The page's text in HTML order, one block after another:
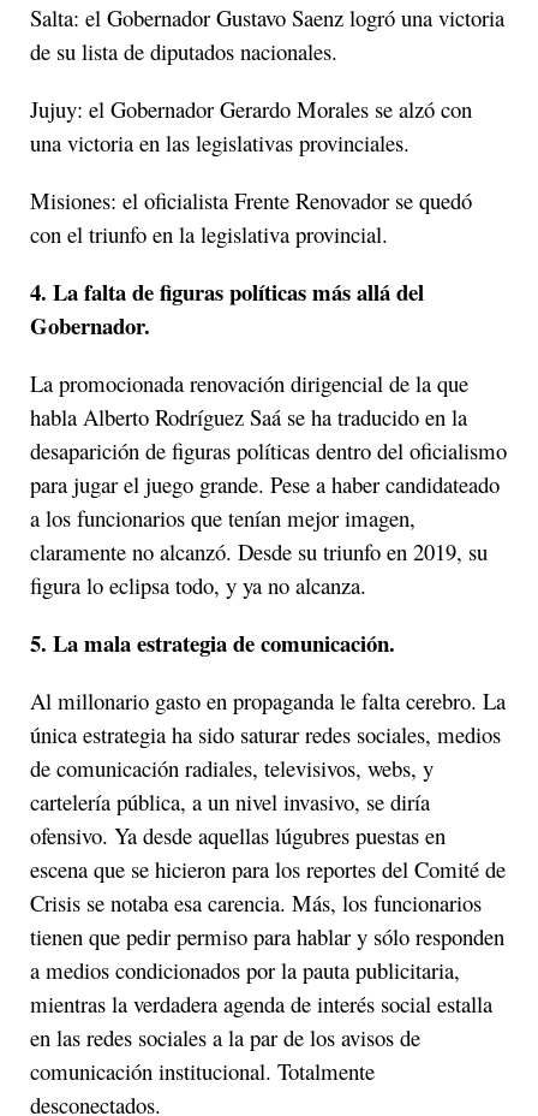
Salta: el Gobernador Gustavo Saenz logró una victoria
de su lista de diputados nacionales.
Jujuy: el Gobernador Gerardo Morales se alzó con
una victoria en las legislativas provinciales.
Misiones: el oficialista Frente Renovador se quedó
con el triunfo en la legislativa provincial.
4. La falta de figuras políticas más allá del
Gobernador.
La promocionada renovación dirigencial de la que
habla Alberto Rodríguez Saá se ha traducido en la
desaparición de figuras políticas dentro del oficialismo
para jugar el juego grande. Pese a haber candidateado
a los funcionarios que tenían mejor imagen,
claramente no alcanzó. Desde su triunfo en 2019, su
figura lo eclipsa todo, y ya no alcanza.
5. La mala estrategia de comunicación.
Al millonario gasto en propaganda le falta cerebro. La
única estrategia ha sido saturar redes sociales, medios
de comunicación radiales, televisivos, webs, y
cartelería pública, a un nivel invasivo, se diría
ofensivo. Ya desde aquellas lúgubres puestas en
escena que se hicieron para los reportes del Comité de
Crisis se notaba esa carencia. Más, los funcionarios
tienen que pedir permiso para hablar y sólo responden
a medios condicionados por la pauta publicitaria,
mientras la verdadera agenda de interés social estalla
en las redes sociales a la par de los avisos de
comunicación institucional. Totalmente
desconectados.